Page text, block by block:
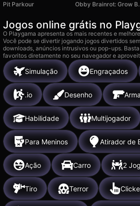
Pit Parkour
Obby
Jogos online grátis no
O Playgama apresenta os mais recentes e
Você pode se divertir jogando jogos divertidos
downloads, anúncios intrusivos ou pop-ups.
favoritos diretamente no seu navegador e
Simulação Engraçados
.io Desenho
Habilidade Multijogador
Para Meninos Atirador de
Ação Carro 2
Tiro Terror